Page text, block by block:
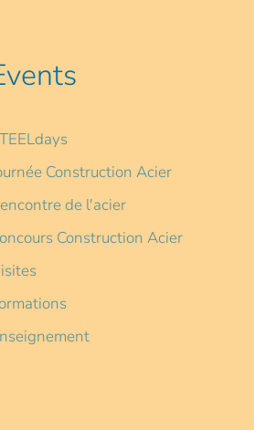
Construction Acier
de l'acier
Construction Acier